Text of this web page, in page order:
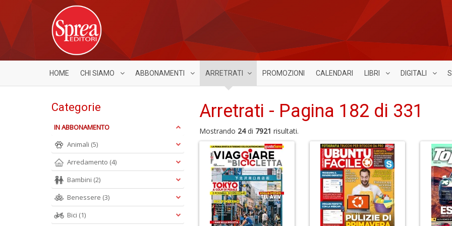
HOME CHI SIAMO ABBONAMENTI ARRETRATI PROMOZIONI CALENDARI LIBRI DIGITALI
Arretrati - Pagina 182 di 331
Mostrando 24di 7921 risultati.
Categorie
IN ABBONAMENTO
Animali (5)
Arredamento (4)
Bambini (2)
Benessere (3)
Bici (1)